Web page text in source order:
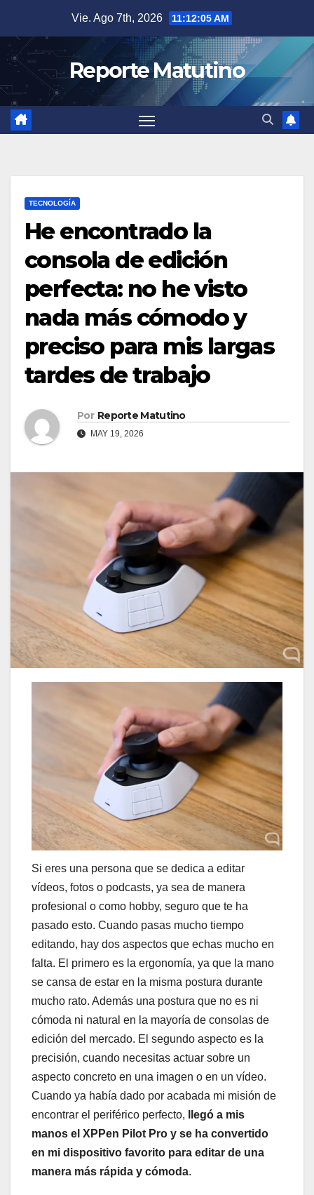
contenido
Vie. Ago 7th, 2026 11:12:07 AM
Reporte Matutino
TECNOLOGÍA
He encontrado la
consola de edición
perfecta: no he visto
nada más cómodo y
preciso para mis largas
tardes de trabajo
Por Reporte Matutino
MAY 19, 2026
Si eres una persona que se dedica a editar
vídeos, fotos o podcasts, ya sea de manera
profesional o como hobby, seguro que te ha
pasado esto. Cuando pasas mucho tiempo
editando, hay dos aspectos que echas mucho en
falta. El primero es la ergonomía, ya que la mano
se cansa de estar en la misma postura durante
mucho rato. Además una postura que no es ni
cómoda ni natural en la mayoría de consolas de
edición del mercado. El segundo aspecto es la
precisión, cuando necesitas actuar sobre un
aspecto concreto en una imagen o en un vídeo.
Cuando ya había dado por acabada mi misión de
encontrar el periférico perfecto,
llegó a mis
manos el XPPen Pilot Pro y se ha convertido
en mi dispositivo favorito para editar de una
manera más rápida y cómoda.